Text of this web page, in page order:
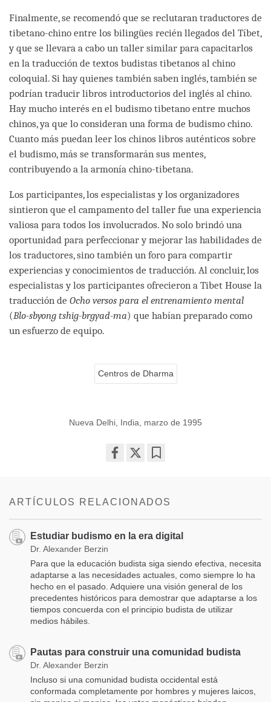
Finalmente, se recomendó que se reclutaran traductores de
tibetano-chino entre los bilingües recién llegados del Tíbet,
y que se llevara a cabo un taller similar para capacitarlos
en la traducción de textos budistas tibetanos al chino
coloquial. Si hay quienes también saben inglés, también se
podrían traducir libros introductorios del inglés al chino.
Hay mucho interés en el budismo tibetano entre muchos
chinos, ya que lo consideran una forma de budismo chino.
Cuanto más puedan leer los chinos libros auténticos sobre
el budismo, más se transformarán sus mentes,
contribuyendo a la armonía chino-tibetana.
Los participantes, los especialistas y los organizadores
sintieron que el campamento del taller fue una experiencia
valiosa para todos los involucrados. No solo brindó una
oportunidad para perfeccionar y mejorar las habilidades de
los traductores, sino también un foro para compartir
experiencias y conocimientos de traducción. Al concluir, los
especialistas y los participantes ofrecieron a Tibet House la
traducción de Ocho versos para el entrenamiento mental
(Blo-sbyong tshig-brgyad-ma) que habían preparado como
un esfuerzo de equipo.
Centros de Dharma
Nueva Delhi, India, marzo de 1995
ARTÍCULOS RELACIONADOS
Estudiar budismo en la era digital
Dr. Alexander Berzin
Para que la educación budista siga siendo efectiva, necesita
adaptarse a las necesidades actuales, como siempre lo ha
hecho en el pasado. Adquiere una visión general de los
precedentes históricos para demostrar que adaptarse a los
tiempos concuerda con el principio budista de utilizar
medios hábiles.
Pautas para construir una comunidad budista
Dr. Alexander Berzin
Incluso si una comunidad budista occidental está
conformada completamente por hombres y mujeres laicos,